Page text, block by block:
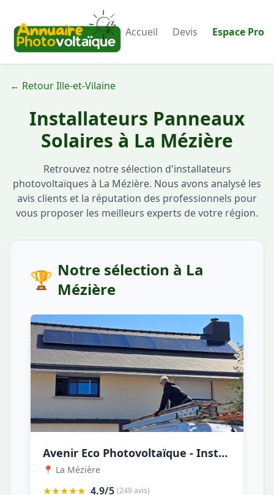
Accueil Devis Espace Pro
← Retour Ille-et-Vilaine
Installateurs Panneaux
Solaires à La Mézière
Retrouvez notre sélection d'installateurs
photovoltaïques à La Mézière. Nous avons analysé les
avis clients et la réputation des professionnels pour
vous proposer les meilleurs experts de votre région.
🏆 Notre sélection à La
Mézière
Avenir Eco Photovoltaïque - Installateur de panneaux solaires local depuis 2013
📍 La Mézière
★★★★★ 4.9/5 (249 avis)